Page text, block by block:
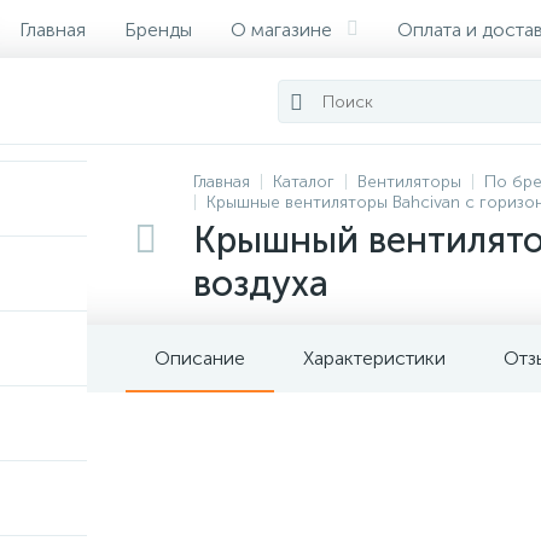
Главная Бренды О магазине Оплата и
Главная Каталог Вентиляторы По
Крышные вентиляторы Bahcivan с
Крышный
воздуха
Описание Характеристики